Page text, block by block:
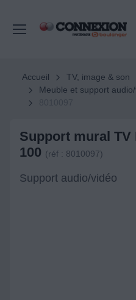
Accueil
TV, image & son
Meuble et support
Support mural TV
100 (réf : 8010097)
Support audio/vidéo